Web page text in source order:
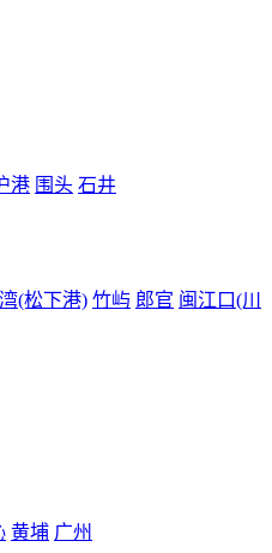
港 围头 石井
(松下港) 竹屿 郎官 闽江口(川
黄埔 广州